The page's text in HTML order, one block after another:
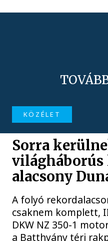
KÖZÉLET
Sorra
világháborús
alacsony
A folyó
csaknem komplett,
DKW NZ 350-1
a Batthyány téri